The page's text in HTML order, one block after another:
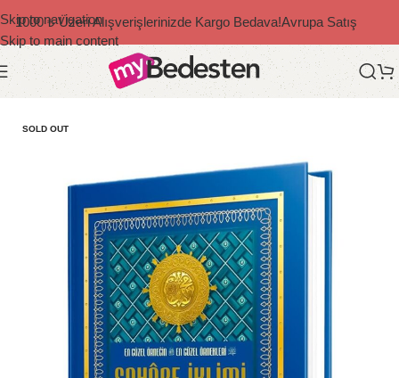
Skip to navigation
Skip to main content
1000 ₺ Üzeri Alışverişlerinizde Kargo Bedava!Avrupa Satış
Ana Sayfa Diğer Yazarlar
SOLD OUT